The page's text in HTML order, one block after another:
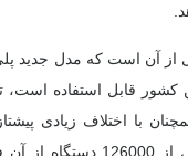
قابل استفاده است،